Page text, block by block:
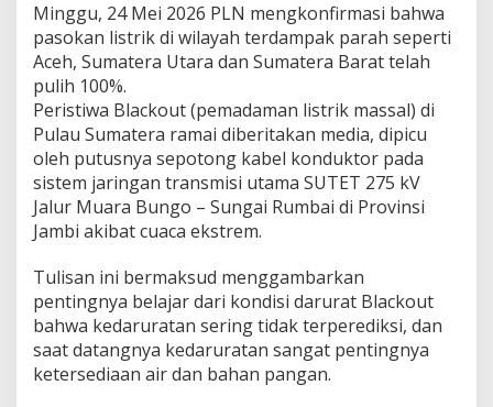
Minggu, 24 Mei 2026 PLN mengkonfirmasi bahwa
pasokan listrik di wilayah terdampak parah seperti
Aceh, Sumatera Utara dan Sumatera Barat telah
pulih 100%.
Peristiwa Blackout (pemadaman listrik massal) di
Pulau Sumatera ramai diberitakan media, dipicu
oleh putusnya sepotong kabel konduktor pada
sistem jaringan transmisi utama SUTET 275 kV
Jalur Muara Bungo – Sungai Rumbai di Provinsi
Jambi akibat cuaca ekstrem.
Tulisan ini bermaksud menggambarkan
pentingnya belajar dari kondisi darurat Blackout
bahwa kedaruratan sering tidak terperediksi, dan
saat datangnya kedaruratan sangat pentingnya
ketersediaan air dan bahan pangan.